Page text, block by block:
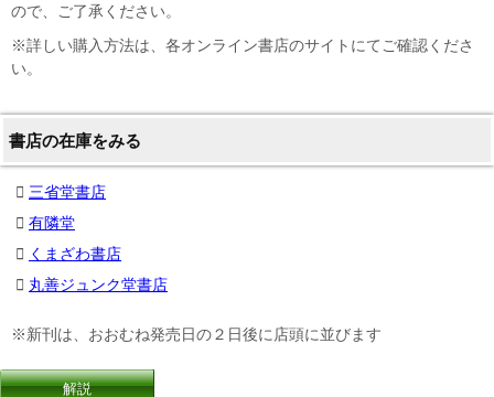
ので、ご了承ください。
※詳しい購入方法は、各オンライン書店のサイトにてご確認くださ
い。
書店の在庫をみる
三省堂書店
有隣堂
くまざわ書店
丸善ジュンク堂書店
※新刊は、おおむね発売日の２日後に店頭に並びます
解説